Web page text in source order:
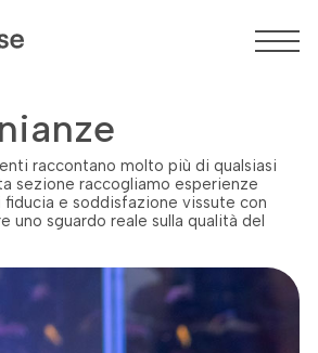
raccontano molto più di qualsiasi
sezione raccogliamo esperienze
e soddisfazione vissute con
uno sguardo reale sulla qualità del